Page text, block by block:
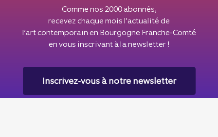
Comme nos 2000 abonnés,
recevez chaque mois l’actualité de
l’art contemporain en Bourgogne Franche-Comté
en vous inscrivant à la newsletter !
Inscrivez-vous à notre newsletter